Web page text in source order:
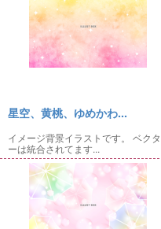
星空、黄桃、ゆめかわ...
イメージ背景イラストです。 ベクタ
ーは統合されてます...